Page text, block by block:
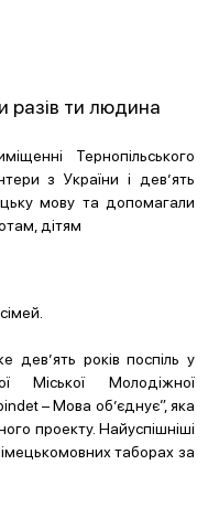
разів ти людина
Тернопільського
з України і дев’ять
мову та допомагали
дітям
дев’ять років поспіль у
Міської Молодіжної
– Мова об’єднує”, яка
проекту. Найуспішніші
таборах за